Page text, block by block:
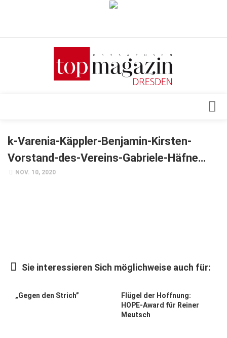
Verkaufsstellen
Top Gesundheitsforum Dresden / Ostsachsen
Mediadaten
Events
Lifestyle
Podcast
k-Varenia-Käppler-Benjamin-Kirsten-
Vorstand-des-Vereins-Gabriele-Häfne…
NOV. 10, 2020
Sie interessieren Sich möglichweise auch für:
„Gegen den Strich”
Flügel der Hoffnung:
HOPE-Award für Reiner
Meutsch